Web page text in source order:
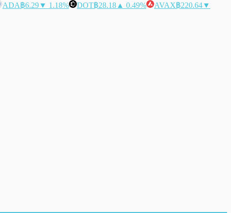
ADA฿6.29▼ 1.18% DOT฿28.18 ▲ 0.49% AVAX฿220.64▼